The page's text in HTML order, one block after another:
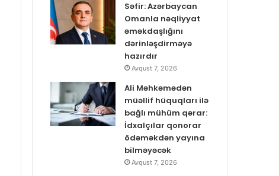
Səfir: Azərbaycan
Omanla nəqliyyat
əməkdaşlığını
dərinləşdirməyə
hazırdır
Avqust 7, 2026
Ali Məhkəmədən
müəllif hüquqları ilə
bağlı mühüm qərar:
İdxalçılar qonorar
ödəməkdən yayına
bilməyəcək
Avqust 7, 2026